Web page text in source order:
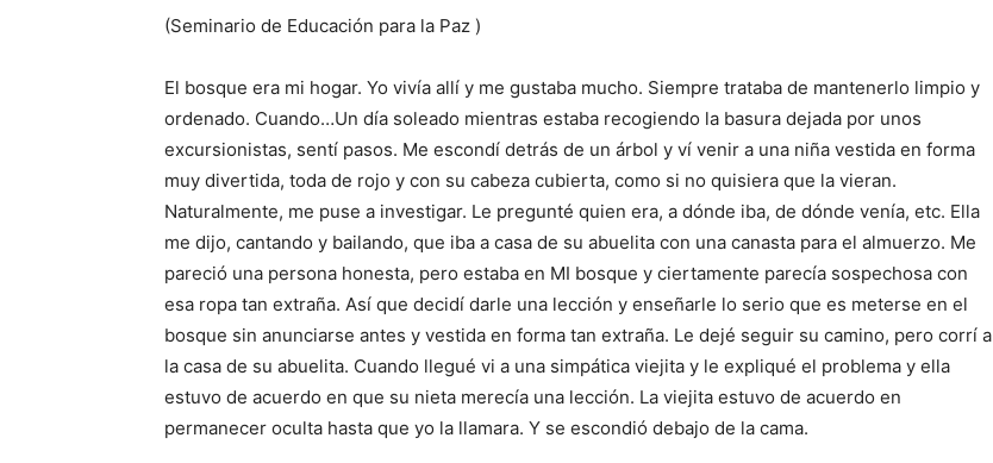
(Seminario de Educación para la Paz )
El bosque era mi hogar. Yo vivía allí y me gustaba mucho. Siempre trataba de mantenerlo limpio y
ordenado. Cuando…Un día soleado mientras estaba recogiendo la basura dejada por unos
excursionistas, sentí pasos. Me escondí detrás de un árbol y ví venir a una niña vestida en forma
muy divertida, toda de rojo y con su cabeza cubierta, como si no quisiera que la vieran.
Naturalmente, me puse a investigar. Le pregunté quien era, a dónde iba, de dónde venía, etc. Ella
me dijo, cantando y bailando, que iba a casa de su abuelita con una canasta para el almuerzo. Me
pareció una persona honesta, pero estaba en MI bosque y ciertamente parecía sospechosa con
esa ropa tan extraña. Así que decidí darle una lección y enseñarle lo serio que es meterse en el
bosque sin anunciarse antes y vestida en forma tan extraña. Le dejé seguir su camino, pero corrí a
la casa de su abuelita. Cuando llegué vi a una simpática viejita y le expliqué el problema y ella
estuvo de acuerdo en que su nieta merecía una lección. La viejita estuvo de acuerdo en
permanecer oculta hasta que yo la llamara. Y se escondió debajo de la cama.